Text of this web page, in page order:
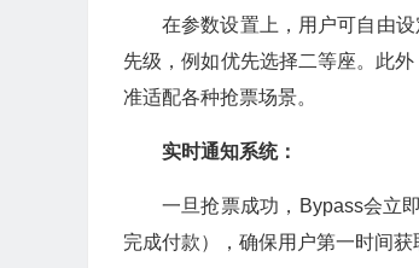
在参数设置上，用户可自由
先级，例如优先选择二等座。此
准适配各种抢票场景。
实时通知系统：
一旦抢票成功，Bypass会立
完成付款），确保用户第一时间